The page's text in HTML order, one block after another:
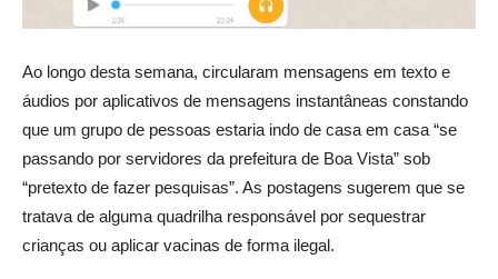
Ao longo desta semana, circularam mensagens em texto e
áudios por aplicativos de mensagens instantâneas constando
que um grupo de pessoas estaria indo de casa em casa “se
passando por servidores da prefeitura de Boa Vista” sob
“pretexto de fazer pesquisas”. As postagens sugerem que se
tratava de alguma quadrilha responsável por sequestrar
crianças ou aplicar vacinas de forma ilegal.